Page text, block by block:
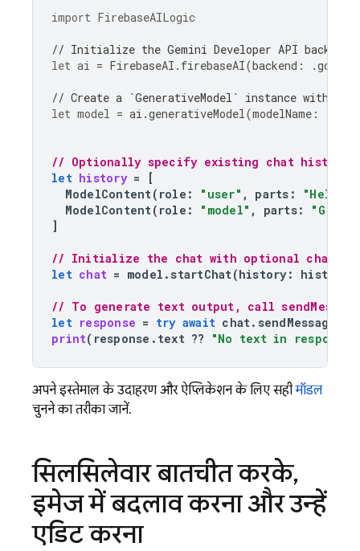
import FirebaseAILogic
// Initialize the Gemini Developer API backend
let ai = FirebaseAI . firebaseAI(backend : .
// Create a `GenerativeModel` instance with a
let model = ai .generativeModel(modelName :
// Optionally specify existing chat history
let history =
[
ModelContent( role : "user" , parts :
"Hello,
ModelContent( role : "model" , parts:
"Great
]
// Initialize the chat with optional chat
let chat = model . startChat(history: history
// To generate text output, call sendMessage
let response = try await chat. sendMessage
print( response . text ?? "No text in
अपने इस्तेमाल के उदाहरण और ऐप्लिकेशन के लिए सहीमॉडल
चुनने का तरीका जानें.
सिलसिलेवार बातचीत करके,
इमेज में बदलाव करना और उन्हें
एडिट करना